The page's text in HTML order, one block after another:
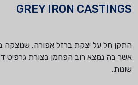
GREY IRON CASTINGS
התקן חל על יצקת ברזל אפורה, שנוצקה
אשר בה נמצא רוב הפחמן בצורת גרפיט
שונות.